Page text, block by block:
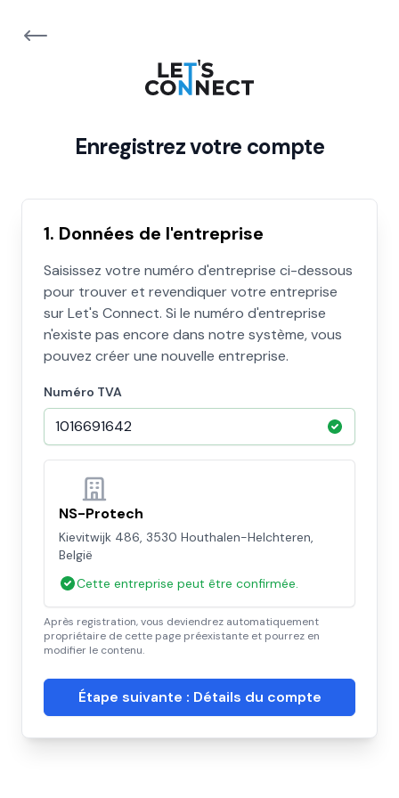
Enregistrez votre compte
1. Données de l'entreprise
Saisissez votre numéro d'entreprise ci-dessous
pour trouver et revendiquer votre entreprise
sur Let's Connect. Si le numéro d'entreprise
n'existe pas encore dans notre système, vous
pouvez créer une nouvelle entreprise.
Numéro TVA
NS-Protech
Kievitwijk 486, 3530 Houthalen-Helchteren,
België
Cette entreprise peut être confirmée.
Après registration, vous deviendrez automatiquement
propriétaire de cette page préexistante et pourrez en
modifier le contenu.
Étape suivante : Détails du compte